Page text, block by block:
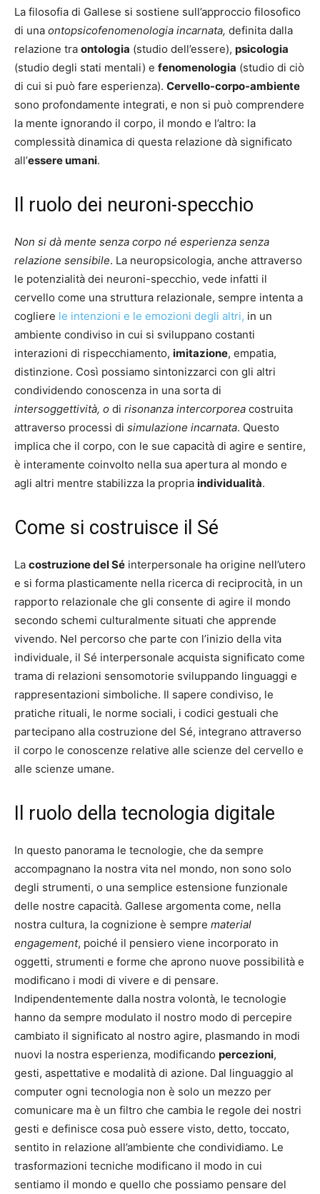
La filosofia di Gallese si sostiene sull’approccio filosofico
di una ontopsicofenomenologia incarnata, definita dalla
relazione tra ontologia (studio dell’essere), psicologia
(studio degli stati mentali) e fenomenologia (studio di ciò
di cui si può fare esperienza). Cervello-corpo-ambiente
sono profondamente integrati, e non si può comprendere
la mente ignorando il corpo, il mondo e l’altro: la
complessità dinamica di questa relazione dà significato
all’essere umani.
Il ruolo dei neuroni-specchio
Non si dà mente senza corpo né esperienza senza
relazione sensibile. La neuropsicologia, anche attraverso
le potenzialità dei neuroni-specchio, vede infatti il
cervello come una struttura relazionale, sempre intenta a
cogliere le intenzioni e le emozioni degli altri, in un
ambiente condiviso in cui si sviluppano costanti
interazioni di rispecchiamento, imitazione, empatia,
distinzione. Così possiamo sintonizzarci con gli altri
condividendo conoscenza in una sorta di
intersoggettività, o di risonanza intercorporea costruita
attraverso processi di simulazione incarnata. Questo
implica che il corpo, con le sue capacità di agire e sentire,
è interamente coinvolto nella sua apertura al mondo e
agli altri mentre stabilizza la propria individualità.
Come si costruisce il Sé
La costruzione del Sé interpersonale ha origine nell’utero
e si forma plasticamente nella ricerca di reciprocità, in un
rapporto relazionale che gli consente di agire il mondo
secondo schemi culturalmente situati che apprende
vivendo. Nel percorso che parte con l’inizio della vita
individuale, il Sé interpersonale acquista significato come
trama di relazioni sensomotorie sviluppando linguaggi e
rappresentazioni simboliche. Il sapere condiviso, le
pratiche rituali, le norme sociali, i codici gestuali che
partecipano alla costruzione del Sé, integrano attraverso
il corpo le conoscenze relative alle scienze del cervello e
alle scienze umane.
Il ruolo della tecnologia digitale
In questo panorama le tecnologie, che da sempre
accompagnano la nostra vita nel mondo, non sono solo
degli strumenti, o una semplice estensione funzionale
delle nostre capacità. Gallese argomenta come, nella
nostra cultura, la cognizione è sempre material
engagement, poiché il pensiero viene incorporato in
oggetti, strumenti e forme che aprono nuove possibilità e
modificano i modi di vivere e di pensare.
Indipendentemente dalla nostra volontà, le tecnologie
hanno da sempre modulato il nostro modo di percepire
cambiato il significato al nostro agire, plasmando in modi
nuovi la nostra esperienza, modificando percezioni,
gesti, aspettative e modalità di azione. Dal linguaggio al
computer ogni tecnologia non è solo un mezzo per
comunicare ma è un filtro che cambia le regole dei nostri
gesti e definisce cosa può essere visto, detto, toccato,
sentito in relazione all’ambiente che condividiamo. Le
trasformazioni tecniche modificano il modo in cui
sentiamo il mondo e quello che possiamo pensare del